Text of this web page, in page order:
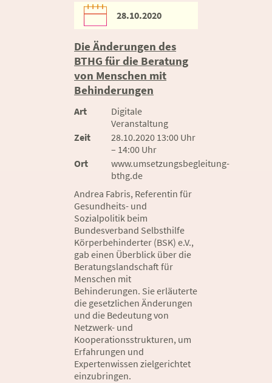
28.10.2020
Die Änderungen des
BTHG für die Beratung
von Menschen mit
Behinderungen
Art
Digitale
Veranstaltung
Zeit
28.10.2020 13:00 Uhr
– 14:00 Uhr
Ort
www.umsetzungsbegleitung-
bthg.de
Andrea Fabris, Referentin für
Gesundheits- und
Sozialpolitik beim
Bundesverband Selbsthilfe
Körperbehinderter (BSK) e.V.,
gab einen Überblick über die
Beratungslandschaft für
Menschen mit
Behinderungen. Sie erläuterte
die gesetzlichen Änderungen
und die Bedeutung von
Netzwerk- und
Kooperationsstrukturen, um
Erfahrungen und
Expertenwissen zielgerichtet
einzubringen.